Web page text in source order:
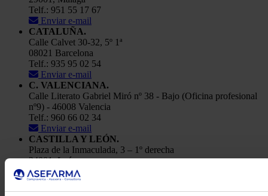
Telf.: 951 55 17 67
Enviar e-mail
CATALUÑA.
Calle Calvet 30-32, 5º 1ª
08021 Barcelona
Telf.: 935 95 02 54
Enviar e-mail
C. VALENCIANA.
Calle Literato Gabriel Miró nº 38 - Bajo (Oficina profesional
nº9) - 46008 Valencia
Telf.: 960 66 02 34
Enviar e-mail
CASTILLA Y LEÓN.
Plaza de la Inmaculada, 3 – 1º derecha
24001, León
Telf.: 91 448 84 22
Enviar e-mail